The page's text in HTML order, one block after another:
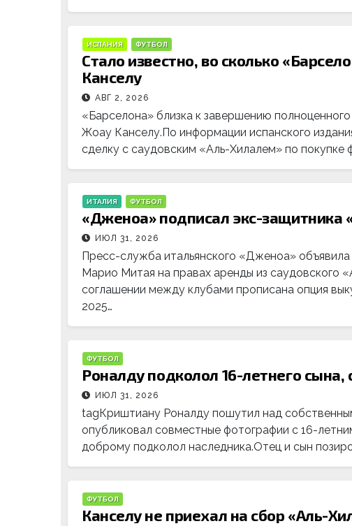
ИСПАНИЯ ФУТБОЛ
Стало известно, во сколько
Канселу
АВГ 2, 2026
«Барселона» близка к завершению
Жоау Канселу.По информации испанского
сделку с саудовским «Аль-Хилалем» по
ИТАЛИЯ ФУТБОЛ
«Дженоа» подписал экс-защитника
ИЮЛ 31, 2026
Пресс-служба итальянского «Дженоа»
Марио Митая на правах аренды из саудовского
соглашении между клубами прописана опция
2025…
ФУТБОЛ
Роналду подколол 16-летнего
ИЮЛ 31, 2026
tagКриштиану Роналду пошутил над
опубликовал совместные фотографии с 16-
доброму подколол наследника.Отец и сын
ФУТБОЛ
Канселу не приехал на сбор «Аль-